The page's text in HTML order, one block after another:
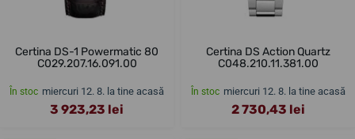
Certina DS-1 Powermatic 80
C029.207.16.091.00
În stoc miercuri 12. 8. la tine acasă
3 923,23 lei
Certina DS Action Quartz
C048.210.11.381.00
În stoc miercuri 12. 8. la tine acasă
2 730,43 lei